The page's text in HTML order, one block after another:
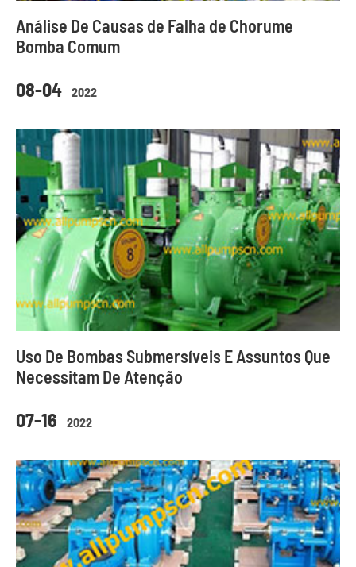
08-04 2022
Análise De Causas de Falha de Chorume
Bomba Comum
07-16 2022
Uso De Bombas Submersíveis E Assuntos Que
Necessitam De Atenção